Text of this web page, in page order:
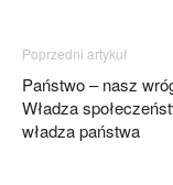
Poprzedni artykuł
Państwo – nasz
Władza
władza państwa